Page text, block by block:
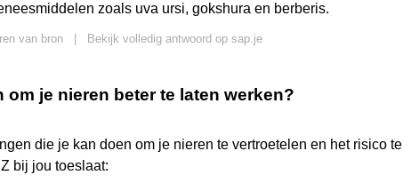
zoals uva ursi, gokshura en berberis.
van bron Bekijk volledig antwoord op sap.je
om je nieren beter te laten werken?
die je kan doen om je nieren te vertroetelen en het risico te
bij jou toeslaat: